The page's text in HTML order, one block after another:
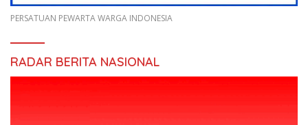
PERSATUAN PEWARTA WARGA INDONESIA
RADAR BERITA NASIONAL